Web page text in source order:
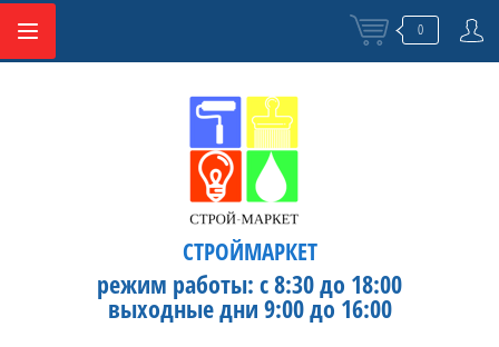
0
СТРОЙМАРКЕТ
режим работы: с 8:30 до 18:00
выходные дни 9:00 до 16:00